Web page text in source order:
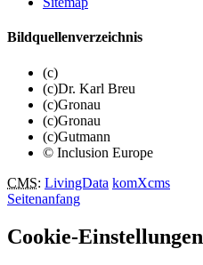
Bildquellenverzeichnis
(c)
(c)Dr. Karl Breu
(c)Gronau
(c)Gronau
(c)Gutmann
© Inclusion Europe
CMS: LivingData komXcms
Seitenanfang
Cookie-Einstellungen